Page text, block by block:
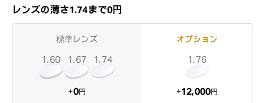
レンズの薄さ1.74まで0円
標準レンズ
1.60 1.67 1.74
+0円
オプション
1.76
+12,000円